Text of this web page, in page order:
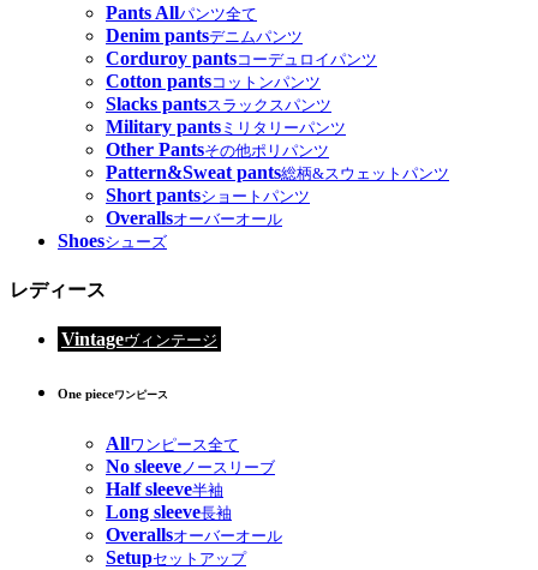
Pants Allパンツ全て
Denim pantsデニムパンツ
Corduroy pantsコーデュロイパンツ
Cotton pantsコットンパンツ
Slacks pantsスラックスパンツ
Military pants ミリタリーパンツ
Other Pantsその他ポリパンツ
Pattern&Sweat pants総柄&スウェットパンツ
Short pantsショートパンツ
Overallsオーバーオール
Shoesシューズ
レディース
Vintageヴィンテージ
One pieceワンピース
Allワンピース全て
No sleeveノースリーブ
Half sleeve半袖
Long sleeve長袖
Overallsオーバーオール
Setupセットアップ